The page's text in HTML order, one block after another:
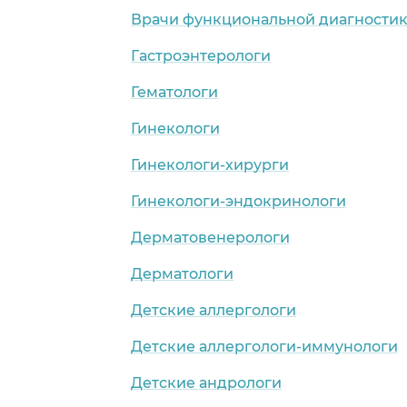
Врачи функциональной
Гастроэнтерологи
Гематологи
Гинекологи
Гинекологи-хирурги
Гинекологи-эндокринологи
Дерматовенерологи
Дерматологи
Детские аллергологи
Детские аллергологи-иммунологи
Детские андрологи